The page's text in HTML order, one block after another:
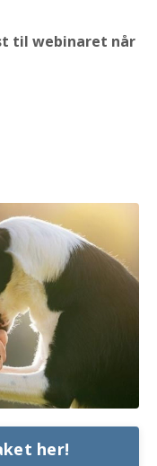
til webinaret når
her!